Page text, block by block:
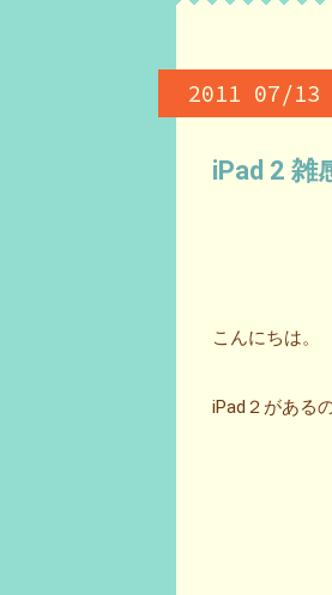
2011 07/13
iPad 2 雑
こんにちは。
iPad２がある